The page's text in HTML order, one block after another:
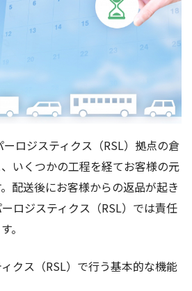
ロジスティクス（RSL）拠点の倉
いくつかの工程を経てお客様の元
配送後にお客様からの返品が起き
ロジスティクス（RSL）では責任
。
クス（RSL）で行う基本的な機能